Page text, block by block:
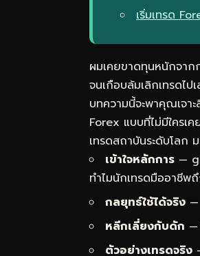
เริ่มเทรด
ผมเคยขาดทุนหนักจา
จนเกือบล้มเลิกเทรดไ
บทความนี้จะพาคุณเจ
Forex แบบที่ไม่มีใครเ
เทรดสถาบันระดับโลก
เข้าใจหลักการ —
ทำไมนักเทรดมืออาชีพ
กลยุทธ์ใช้ได้จริง
หลีกเลี่ยงกับดัก —
ตัวอย่างเทรดจริง